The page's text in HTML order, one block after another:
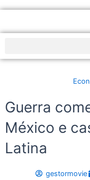
Ir
o
Guerra
México e
Latina
gestormovie